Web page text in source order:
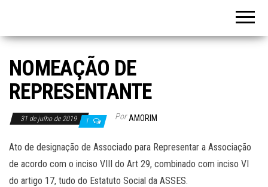
NOMEAÇÃO DE
REPRESENTANTE
31 de julho de 2019 1 Por AMORIM
Ato de designação de Associado para Representar a Associação
de acordo com o inciso VIII do Art 29, combinado com inciso VI
do artigo 17, tudo do Estatuto Social da ASSES.